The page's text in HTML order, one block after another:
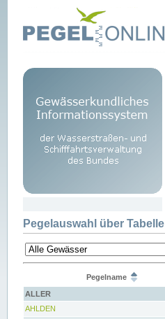
Pegelauswahl über Tabelle
Pegelname
ALLER
AHLDEN